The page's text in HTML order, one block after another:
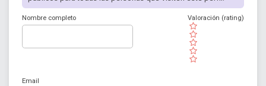
Nombre completo
( )
( )
( )
( )
( )
Valoración (rating)
Email